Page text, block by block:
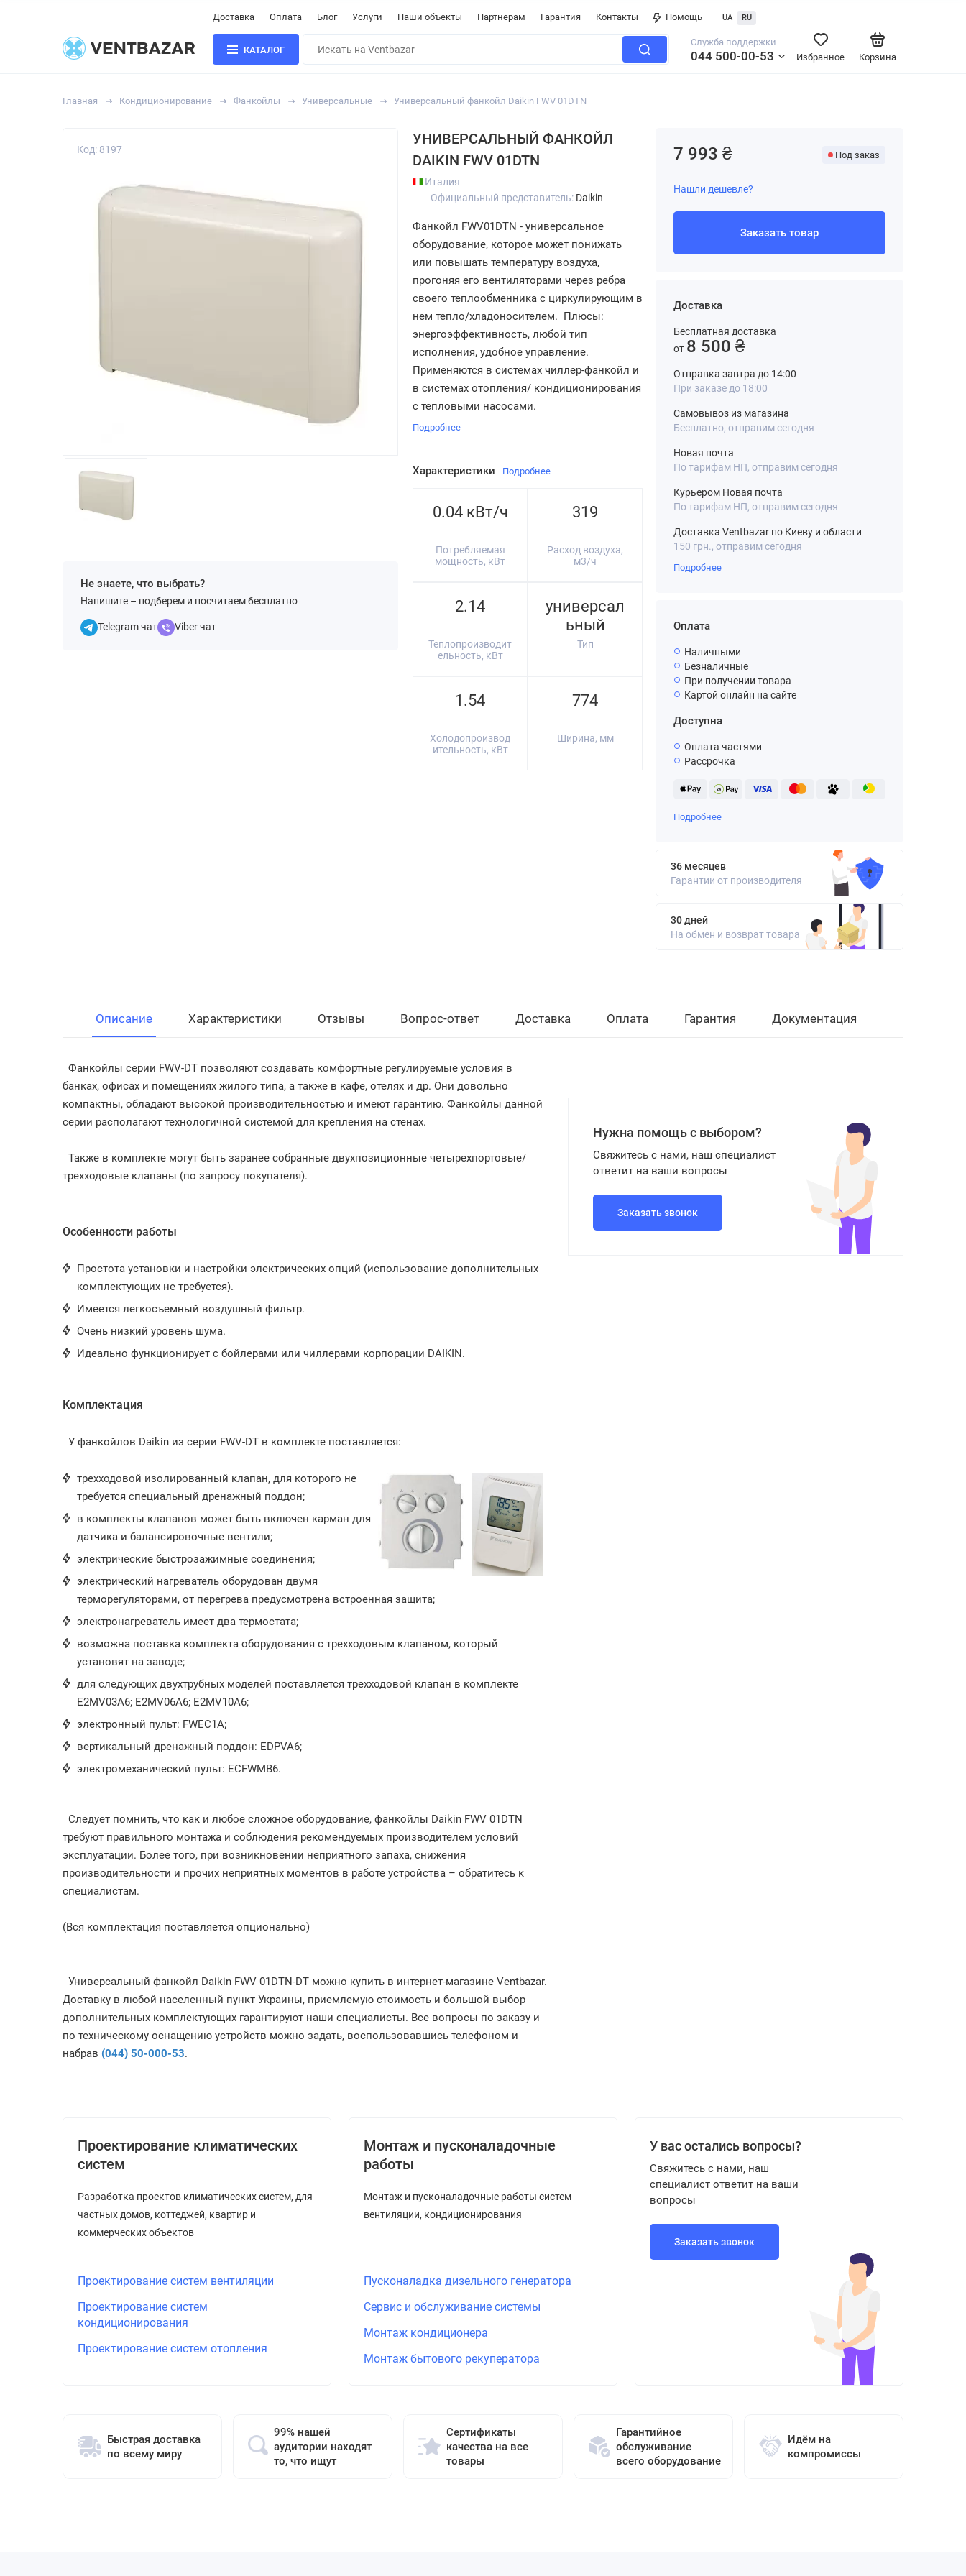
Доставка Оплата Блог Услуги Наши объекты Партнерам Гарантия Контакты Помощь UA RU
КАТАЛОГ
Служба поддержки
044 500-00-53 Корзина
Избранное
Главная Кондиционирование Фанкойлы Универсальные Универсальный фанкойл Daikin FWV 01DTN
Код: 8197
Не знаете, что выбрать?
Напишите – подберем и посчитаем бесплатно
Telegram чат Viber чат
УНИВЕРСАЛЬНЫЙ ФАНКОЙЛ
DAIKIN FWV 01DTN
Италия
Официальный представитель: Daikin
Фанкойл FWV01DTN - универсальное
оборудование, которое может понижать
или повышать температуру воздуха,
прогоняя его вентиляторами через ребра
своего теплообменника с циркулирующим в
нем тепло/хладоносителем. Плюсы:
энергоэффективность, любой тип
исполнения, удобное управление.
Применяются в системах чиллер-фанкойл и
в системах отопления/ кондиционирования
с тепловыми насосами.
Подробнее
Характеристики Подробнее
0.04 кВт/ч
Потребляемая
мощность, кВт
319
Расход воздуха,
м3/ч
2.14
Теплопроизводит
ельность, кВт
универсал
ьный
Тип
1.54
Холодопроизвод
ительность, кВт
774
Ширина, мм
7 993 ₴ Под заказ
Нашли дешевле?
Заказать товар
Доставка
Бесплатная доставка
от 8 500 ₴
Отправка завтра до 14:00
При заказе до 18:00
Самовывоз из магазина
Бесплатно, отправим сегодня
Новая почта
По тарифам НП, отправим сегодня
Курьером Новая почта
По тарифам НП, отправим сегодня
Доставка Ventbazar по Киеву и области
150 грн., отправим сегодня
Подробнее
Оплата
Наличными
Безналичные
При получении товара
Картой онлайн на сайте
Доступна
Оплата частями
Рассрочка
Подробнее
36 месяцев
Гарантии от производителя
30 дней
На обмен и возврат товара
Описание Характеристики Отзывы Вопрос-ответ Доставка Оплата Гарантия Документация
Фанкойлы серии FWV-DT позволяют создавать комфортные регулируемые условия в
банках, офисах и помещениях жилого типа, а также в кафе, отелях и др. Они довольно
компактны, обладают высокой производительностью и имеют гарантию. Фанкойлы данной
серии располагают технологичной системой для крепления на стенах.
Также в комплекте могут быть заранее собранные двухпозиционные четырехпортовые/
трехходовые клапаны (по запросу покупателя).
Особенности работы
Простота установки и настройки электрических опций (использование дополнительных
комплектующих не требуется).
Имеется легкосъемный воздушный фильтр.
Очень низкий уровень шума.
Идеально функционирует с бойлерами или чиллерами корпорации DAIKIN.
Комплектация
У фанкойлов Daikin из серии FWV-DT в комплекте поставляется:
трехходовой изолированный клапан, для которого не
требуется специальный дренажный поддон;
в комплекты клапанов может быть включен карман для
датчика и балансировочные вентили;
электрические быстрозажимные соединения;
электрический нагреватель оборудован двумя
терморегуляторами, от перегрева предусмотрена встроенная защита;
электронагреватель имеет два термостата;
возможна поставка комплекта оборудования с трехходовым клапаном, который
установят на заводе;
для следующих двухтрубных моделей поставляется трехходовой клапан в комплекте
E2MV03A6; E2MV06A6; E2MV10A6;
электронный пульт: FWEC1A;
вертикальный дренажный поддон: EDPVA6;
электромеханический пульт: ECFWMB6.
Следует помнить, что как и любое сложное оборудование, фанкойлы Daikin FWV 01DTN
требуют правильного монтажа и соблюдения рекомендуемых производителем условий
эксплуатации. Более того, при возникновении неприятного запаха, снижения
производительности и прочих неприятных моментов в работе устройства – обратитесь к
специалистам.
(Вся комплектация поставляется опционально)
Универсальный фанкойл Daikin FWV 01DTN-DT можно купить в интернет-магазине Ventbazar.
Доставку в любой населенный пункт Украины, приемлемую стоимость и большой выбор
дополнительных комплектующих гарантируют наши специалисты. Все вопросы по заказу и
по техническому оснащению устройств можно задать, воспользовавшись телефоном и
набрав (044) 50-000-53.
Нужна помощь с выбором?
Свяжитесь с нами, наш специалист
ответит на ваши вопросы
Заказать звонок
Проектирование климатических
систем
Разработка проектов климатических систем, для
частных домов, коттеджей, квартир и
коммерческих объектов
Проектирование систем вентиляции
Проектирование систем
кондиционирования
Проектирование систем отопления
Монтаж и пусконаладочные
работы
Монтаж и пусконаладочные работы систем
вентиляции, кондиционирования
Пусконаладка дизельного генератора
Сервис и обслуживание системы
Монтаж кондиционера
Монтаж бытового рекуператора
У вас остались вопросы?
Свяжитесь с нами, наш
специалист ответит на ваши
вопросы
Заказать звонок
Быстрая доставка
по всему миру
99% нашей
аудитории находят
то, что ищут
Сертификаты
качества на все
товары
Гарантийное
обслуживание
всего оборудование
Идём на
компромиссы